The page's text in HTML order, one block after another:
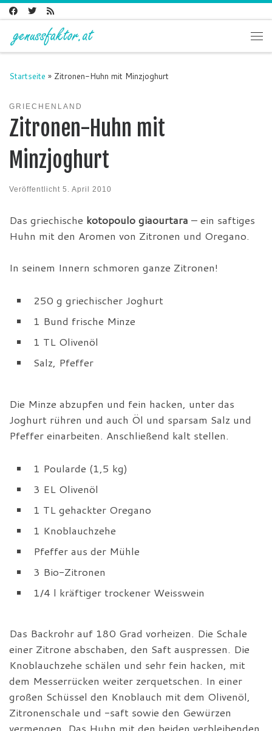
Zum Inhalt springen
Startseite » Zitronen-Huhn mit Minzjoghurt
GRIECHENLAND
Zitronen-Huhn mit
Minzjoghurt
Veröffentlicht 5. April 2010
Das griechische kotopoulo giaourtara – ein saftiges
Huhn mit den Aromen von Zitronen und Oregano.
In seinem Innern schmoren ganze Zitronen!
250 g griechischer Joghurt
1 Bund frische Minze
1 TL Olivenöl
Salz, Pfeffer
Die Minze abzupfen und fein hacken, unter das
Joghurt rühren und auch Öl und sparsam Salz und
Pfeffer einarbeiten. Anschließend kalt stellen.
1 Poularde (1,5 kg)
3 EL Olivenöl
1 TL gehackter Oregano
1 Knoblauchzehe
Pfeffer aus der Mühle
3 Bio-Zitronen
1/4 l kräftiger trockener Weisswein
Das Backrohr auf 180 Grad vorheizen. Die Schale
einer Zitrone abschaben, den Saft auspressen. Die
Knoblauchzehe schälen und sehr fein hacken, mit
dem Messerrücken weiter zerquetschen. In einer
großen Schüssel den Knoblauch mit dem Olivenöl,
Zitronenschale und -saft sowie den Gewürzen
vermengen. Das Huhn mit den beiden verbleibenden